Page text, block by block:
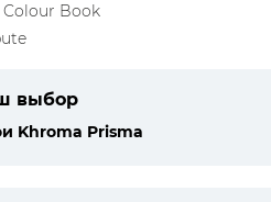
Colour Book
выбор
Khroma Prisma